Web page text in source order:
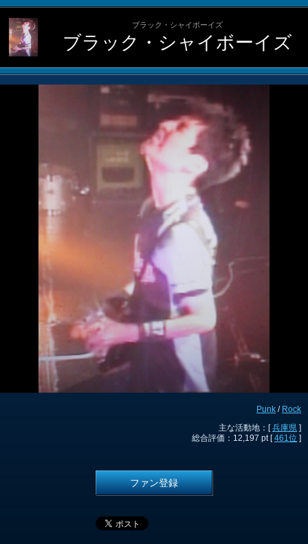
ブラック・シャイボーイズ
ブラック・シャイボーイズ
Punk / Rock
主な活動地：[兵庫県 ]
総合評価：12,197 pt [461位 ]
ファン登録